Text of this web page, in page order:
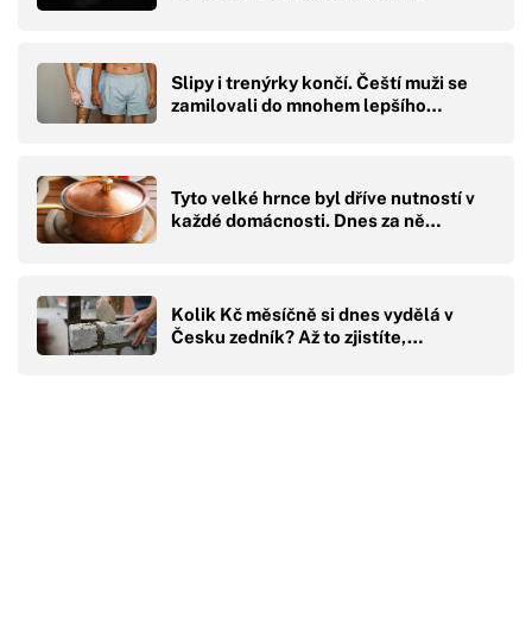
Slipy i trenýrky končí. Čeští muži se
zamilovali do mnohem lepšího…
Tyto velké hrnce byl dříve nutností v
každé domácnosti. Dnes za ně…
Kolik Kč měsíčně si dnes vydělá v
Česku zedník? Až to zjistíte,…